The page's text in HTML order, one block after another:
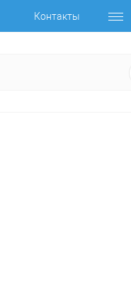
Контакты